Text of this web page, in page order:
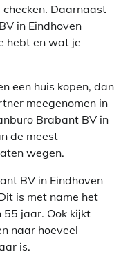
Daarnaast
in Eindhoven
hebt en wat je
een huis kopen, dan
meegenomen in
Brabant BV in
de meest
wegen.
BV in Eindhoven
is met name het
jaar. Ook kijkt
naar hoeveel
is.